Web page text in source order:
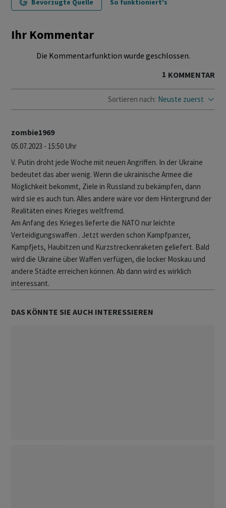
Bevorzugte Quelle So funktioniert's
Ihr Kommentar
Die Kommentarfunktion wurde geschlossen.
1 KOMMENTAR
Sortieren nach: Neuste zuerst
zombie1969
05.07.2023 - 15:50 Uhr
V. Putin droht jede Woche mit neuen Angriffen. In der Ukraine
bedeutet das aber wenig. Wenn die ukrainische Armee die
Möglichkeit bekommt, Ziele in Russland zu bekämpfen, dann
wird sie es auch tun. Alles andere wäre vor dem Hintergrund der
Realitäten eines Krieges weltfremd.
Am Anfang des Krieges lieferte die NATO nur leichte
Verteidigungswaffen . Jetzt werden schon Kampfpanzer,
Kampfjets, Haubitzen und Kurzstreckenraketen geliefert. Bald
wird die Ukraine über Waffen verfügen, die locker Moskau und
andere Städte erreichen können. Ab dann wird es wirklich
interessant.
DAS KÖNNTE SIE AUCH INTERESSIEREN